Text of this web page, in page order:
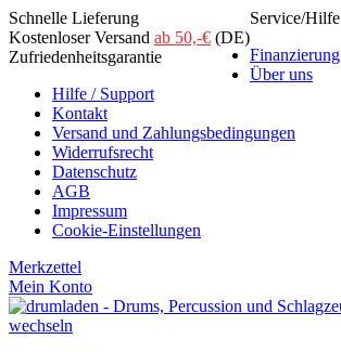
Schnelle Lieferung
Kostenloser Versand ab 50,-€ (DE)
Zufriedenheitsgarantie
Service/Hilfe
Finanzierung
Über uns
Hilfe / Support
Kontakt
Versand und Zahlungsbedingungen
Widerrufsrecht
Datenschutz
AGB
Impressum
Cookie-Einstellungen
Merkzettel
Mein Konto